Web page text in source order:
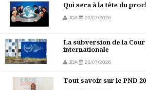
Qui sera à la tête du
JDA 20/07/2026
La subversion de la Cour
internationale
JDA 20/07/2026
Tout savoir sur le PND